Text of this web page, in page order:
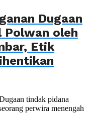
Dugaan
Polwan oleh
Etik
tindak pidana
perwira menengah